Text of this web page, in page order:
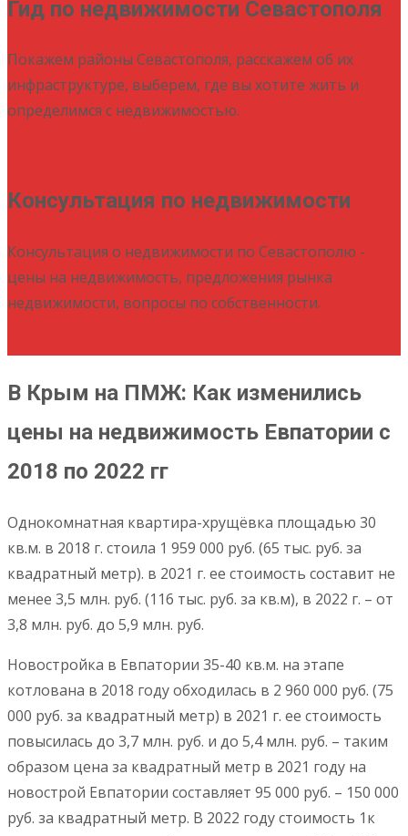
Гид по недвижимости Севастополя
Покажем районы Севастополя, расскажем об их
инфраструктуре, выберем, где вы хотите жить и
определимся с недвижимостью.
Консультация по недвижимости
Консультация о недвижимости по Севастополю -
цены на недвижимость, предложения рынка
недвижимости, вопросы по собственности.
В Крым на ПМЖ: Как изменились
цены на недвижимость Евпатории с
2018 по 2022 гг
Однокомнатная квартира-хрущёвка площадью 30
кв.м. в 2018 г. стоила 1 959 000 руб. (65 тыс. руб. за
квадратный метр). в 2021 г. ее стоимость составит не
менее 3,5 млн. руб. (116 тыс. руб. за кв.м), в 2022 г. – от
3,8 млн. руб. до 5,9 млн. руб.
Новостройка в Евпатории 35-40 кв.м. на этапе
котлована в 2018 году обходилась в 2 960 000 руб. (75
000 руб. за квадратный метр) в 2021 г. ее стоимость
повысилась до 3,7 млн. руб. и до 5,4 млн. руб. – таким
образом цена за квадратный метр в 2021 году на
новострой Евпатории составляет 95 000 руб. – 150 000
руб. за квадратный метр. В 2022 году стоимость 1к